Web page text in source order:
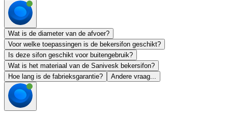
Wat is de diameter van de afvoer?
Voor welke toepassingen is de bekersifon geschikt?
Is deze sifon geschikt voor buitengebruik?
Wat is het materiaal van de Sanivesk bekersifon?
Hoe lang is de fabrieksgarantie?
Andere vraag...